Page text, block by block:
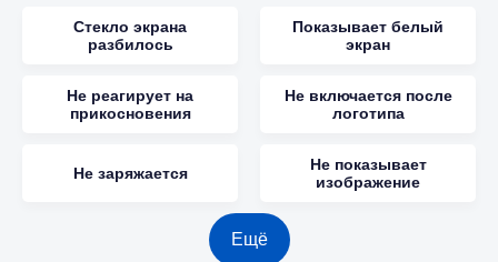
Стекло экрана
разбилось
Показывает белый
экран
Не реагирует на
прикосновения
Не включается после
логотипа
Не заряжается
Не показывает
изображение
Ещё